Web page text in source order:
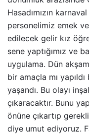
Hasadımızın
personelimiz emek
edilecek gelir kız
sene yaptığımız ve
uygulama. Dün
bir amaçla mı
yaşandı. Bu olayı
çıkaracaktır. Bunu
önüne çıkartıp
diye umut ediyoruz.